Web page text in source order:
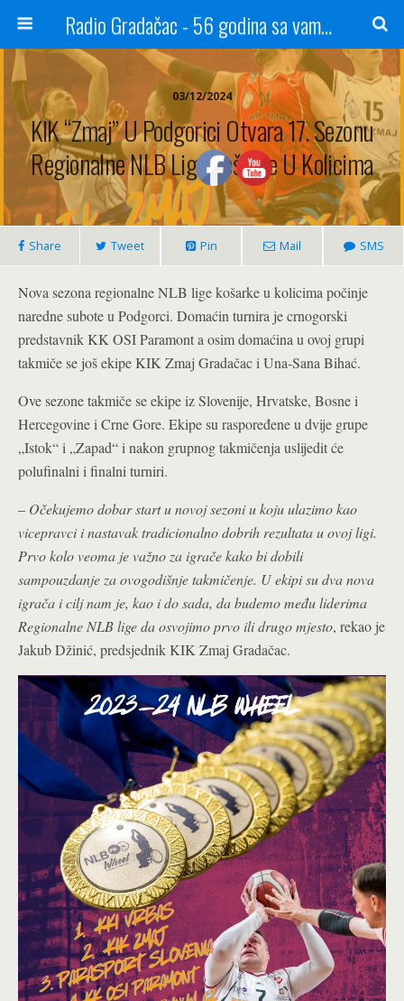
Radio Gradačac - 56 godina sa vama...
03/12/2024
KIK “Zmaj” U Podgorici Otvara 17. Sezonu
Regionalne NLB Lige Košarke U Kolicima
Share Tweet Pin Mail SMS
Nova sezona regionalne NLB lige košarke u kolicima počinje
naredne subote u Podgorci. Domaćin turnira je crnogorski
predstavnik KK OSI Paramont a osim domaćina u ovoj grupi
takmiče se još ekipe KIK Zmaj Gradačac i Una-Sana Bihać.
Ove sezone takmiče se ekipe iz Slovenije, Hrvatske, Bosne i
Hercegovine i Crne Gore. Ekipe su raspoređene u dvije grupe
„Istok“ i „Zapad“ i nakon grupnog takmičenja uslijedit će
polufinalni i finalni turniri.
– Očekujemo dobar start u novoj sezoni u koju ulazimo kao
vicepravci i nastavak tradicionalno dobrih rezultata u ovoj ligi.
Prvo kolo veoma je važno za igrače kako bi dobili
sampouzdanje za ovogodišnje takmičenje. U ekipi su dva nova
igrača i cilj nam je, kao i do sada, da budemo među liderima
Regionalne NLB lige da osvojimo prvo ili drugo mjesto, rekao je
Jakub Džinić, predsjednik KIK Zmaj Gradačac.